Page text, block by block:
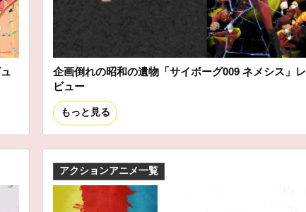
企画倒れの昭和の遺物「サイボーグ009 ネメシス」レ
ビュー
もっと見る
アクションアニメ一覧